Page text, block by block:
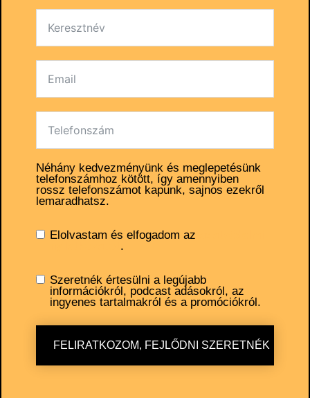
Néhány kedvezményünk és meglepetésünk
telefonszámhoz kötött, így amennyiben
rossz telefonszámot kapunk, sajnos ezekről
lemaradhatsz.
Elolvastam és elfogadom az
.
Szeretnék értesülni a legújabb
információkról, podcast adásokról, az
ingyenes tartalmakról és a promóciókról.
FELIRATKOZOM, FEJLŐDNI SZERETNÉK